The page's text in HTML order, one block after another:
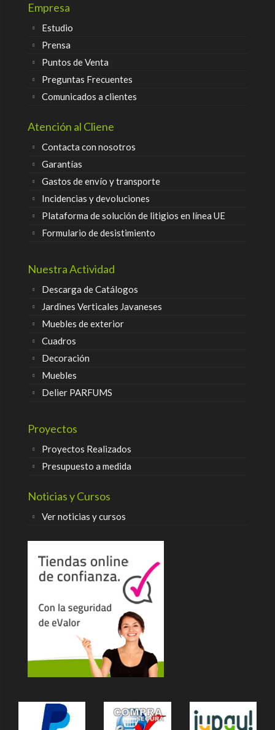
Empresa
Estudio
Prensa
Puntos de Venta
Preguntas Frecuentes
Comunicados a clientes
Atención al Cliene
Contacta con nosotros
Garantías
Gastos de envío y transporte
Incidencias y devoluciones
Plataforma de solución de litigios en línea UE
Formulario de desistimiento
Nuestra Actividad
Descarga de Catálogos
Jardines Verticales Javaneses
Muebles de exterior
Cuadros
Decoración
Muebles
Delier PARFUMS
Proyectos
Proyectos Realizados
Presupuesto a medida
Noticias y Cursos
Ver noticias y cursos